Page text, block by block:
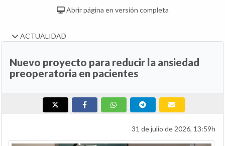
Abrir página en versión completa
ACTUALIDAD
Nuevo proyecto para reducir la ansiedad
preoperatoria en pacientes
31 de julio de 2026, 13:59h